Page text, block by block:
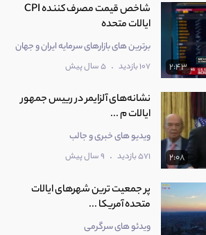
2:43
شاخص قیمت مصرف‌ کننده CPI
ایالات متحده
برترین های بازارهای سرمایه ایران و جهان
107 بازدید . 5 سال پیش
2:08
نشانه‌های آلزایمر در رییس جمهور
ایالات م ...
ویدیو های خبری و جالب
571 بازدید . 9 سال پیش
پر جمعیت ترین شهرهای ایالات
متحده آمریکا ...
ویدئو های سرگرمی